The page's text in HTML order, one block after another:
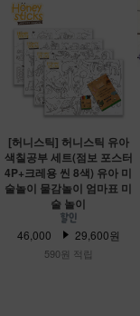
[허니스틱] 허니스틱 유아
색칠공부 세트(점보 포스터
4P+크레용 씬 8색) 유아 미
술놀이 물감놀이 엄마표 미
술 놀이
46,000 29,600원
590원 적립